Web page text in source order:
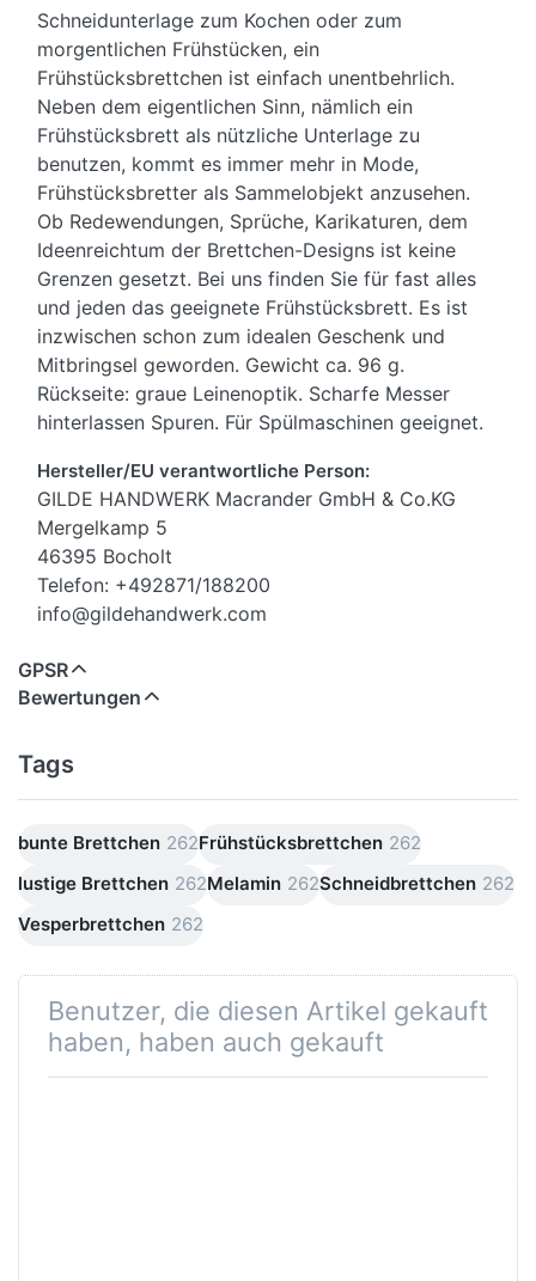
Schneidunterlage zum Kochen oder zum
morgentlichen Frühstücken, ein
Frühstücksbrettchen ist einfach unentbehrlich.
Neben dem eigentlichen Sinn, nämlich ein
Frühstücksbrett als nützliche Unterlage zu
benutzen, kommt es immer mehr in Mode,
Frühstücksbretter als Sammelobjekt anzusehen.
Ob Redewendungen, Sprüche, Karikaturen, dem
Ideenreichtum der Brettchen-Designs ist keine
Grenzen gesetzt. Bei uns finden Sie für fast alles
und jeden das geeignete Frühstücksbrett. Es ist
inzwischen schon zum idealen Geschenk und
Mitbringsel geworden. Gewicht ca. 96 g.
Rückseite: graue Leinenoptik. Scharfe Messer
hinterlassen Spuren. Für Spülmaschinen geeignet.
Hersteller/EU verantwortliche Person:
GILDE HANDWERK Macrander GmbH & Co.KG
Mergelkamp 5
46395 Bocholt
Telefon: +492871/188200
info@gildehandwerk.com
GPSR
Bewertungen
Tags
bunte Brettchen 262Frühstücksbrettchen 262
lustige Brettchen 262Melamin 262Schneidbrettchen 262
Vesperbrettchen 262
Benutzer, die diesen Artikel gekauft
haben, haben auch gekauft